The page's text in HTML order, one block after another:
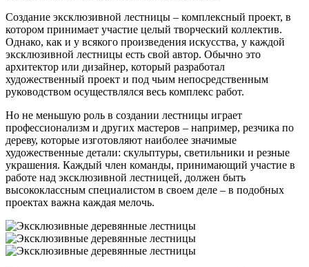
Создание эксклюзивной лестницы – комплексный проект, в
котором принимает участие целый творческий коллектив.
Однако, как и у всякого произведения искусства, у каждой
эксклюзивной лестницы есть свой автор. Обычно это
архитектор или дизайнер, который разработал
художественный проект и под чьим непосредственным
руководством осуществлялся весь комплекс работ.
Но не меньшую роль в создании лестницы играет
профессионализм и других мастеров – например, резчика по
дереву, которые изготовляют наиболее значимые
художественные детали: скульптуры, светильники и резные
украшения. Каждый член команды, принимающий участие в
работе над эксклюзивной лестницей, должен быть
высококлассным специалистом в своем деле – в подобных
проектах важна каждая мелочь.